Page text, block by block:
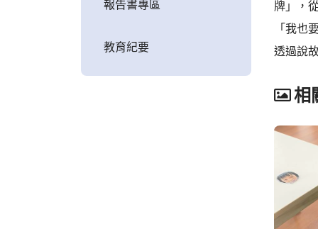
報告書專區
教育紀要
牌」，
「我也
透過說
相